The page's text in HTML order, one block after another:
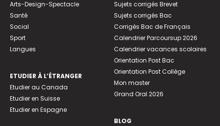
Arts-Design-Spectacle
Santé
Social
Sport
Langues
ETUDIER À L’ÉTRANGER
Etudier au Canada
Etudier en Suisse
Etudier en Espagne
Sujets corrigés Brevet
Sujets corrigés Bac
Corrigés Bac de Français
Calendrier Parcoursup 2026
Calendrier vacances scolaires
Orientation Post Bac
Orientation Post Collège
Mon master
Grand Oral 2026
BLOG